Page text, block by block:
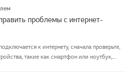
проблемы с интернет-
к интернету, сначала проверьте,
такие как смартфон или ноутбук,